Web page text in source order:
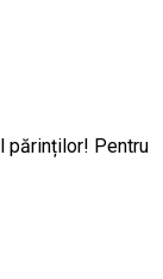
părinților! Pentru